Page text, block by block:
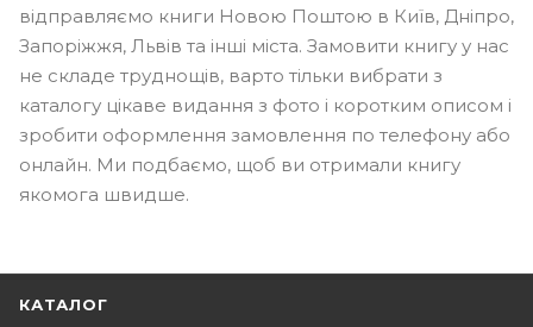
відправляємо книги Новою Поштою в Київ, Дніпро,
Запоріжжя, Львів та інші міста. Замовити книгу у нас
не складе труднощів, варто тільки вибрати з
каталогу цікаве видання з фото і коротким описом і
зробити оформлення замовлення по телефону або
онлайн. Ми подбаємо, щоб ви отримали книгу
якомога швидше.
КАТАЛОГ